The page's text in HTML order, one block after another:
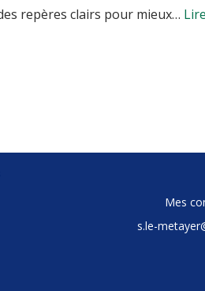
repères clairs pour mieux…
Mes
s.le-